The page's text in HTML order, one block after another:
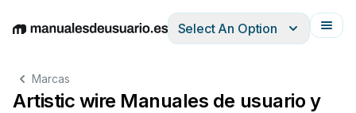
EnglishDeutschEspañolItalianoFrançais
Select An Option
Marcas
Artistic wire Manuales de usuario y